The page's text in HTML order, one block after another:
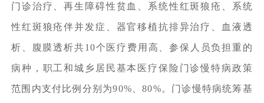
门诊治疗、再生障碍性贫血、系统性红斑狼疮、系统
性红斑狼疮伴并发症、器官移植抗排异治疗、血液透
析、腹膜透析共10个医疗费用高、参保人员负担重的
病种，职工和城乡居民基本医疗保险门诊慢特病政策
范围内支付比例分别为90%、80%。门诊慢特病统筹基